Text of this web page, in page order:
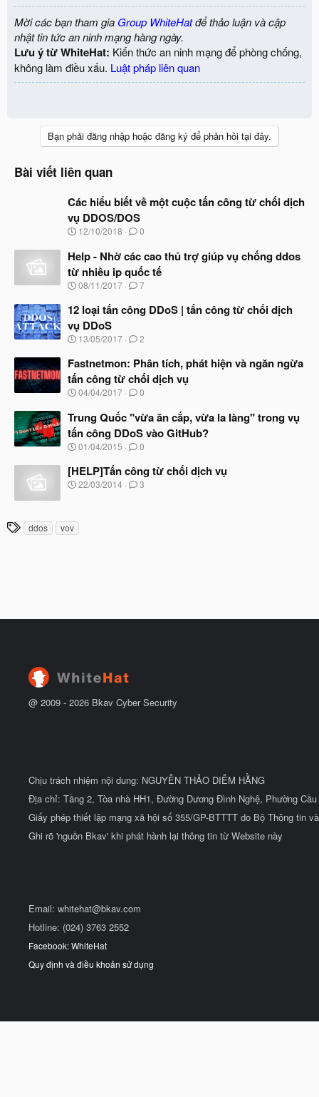
Mời các bạn tham gia Group WhiteHatđể thảo luận và cập
nhật tin tức an ninh mạng hàng ngày.
Lưu ý từ WhiteHat: Kiến thức an ninh mạng để phòng chống,
không làm điều xấu. Luật pháp liên quan
Bạn phải đăng nhập hoặc đăng ký để phản hồi tại đây.
Bài viết liên quan
Các hiểu biết về một cuộc tấn công từ chối dịch
vụ DDOS/DOS
N
à
y
b
ắ
đ
ầ
u
12/10/2018 0
Help - Nhờ các cao thủ trợ giúp vụ chống ddos
từ nhiều ip quốc tế
N
à
b
ắ
đ
ầ
u
08/11/2017 7
12 loại tấn công DDoS | tấn công từ chối dịch
vụ DDoS
N
à
b
ắ
đ
ầ
u
13/05/2017 2
Fastnetmon: Phân tích, phát hiện và ngăn ngừa
tấn công từ chối dịch vụ
N
à
y
b
ắ
đ
ầ
04/04/2017 0
Trung Quốc "vừa ăn cắp, vừa la làng" trong vụ
tấn công DDoS vào GitHub?
N
à
y
b
đ
ầ
01/04/2015 0
[HELP]Tấn công từ chối dịch vụ
N
22/03/2014 3
Tddos vov
@ 2009 - 2026 Bkav Cyber Security
Chịu trách nhiệm nội dung: NGUYỄN THẢO DIỄM HẰNG
Địa chỉ: Tầng 2, Tòa nhà HH1, Đường Dương Đình Nghệ, Phường
Giấy phép thiết lập mạng xã hội số 355/GP-BTTTT do Bộ Thông tin
Ghi rõ 'nguồn Bkav' khi phát hành lại thông tin từ Website này
Email: whitehat@bkav.com
Hotline: (024) 3763 2552
Facebook: WhiteHat
Quy định và điều khoản sử dụng